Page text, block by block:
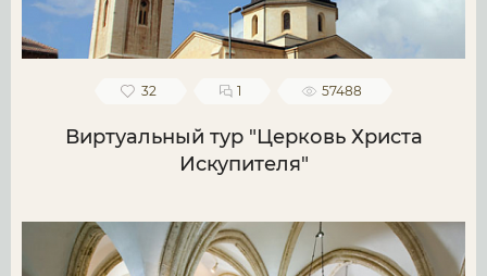
32 1 57488
Виртуальный тур "Церковь Христа
Искупителя"